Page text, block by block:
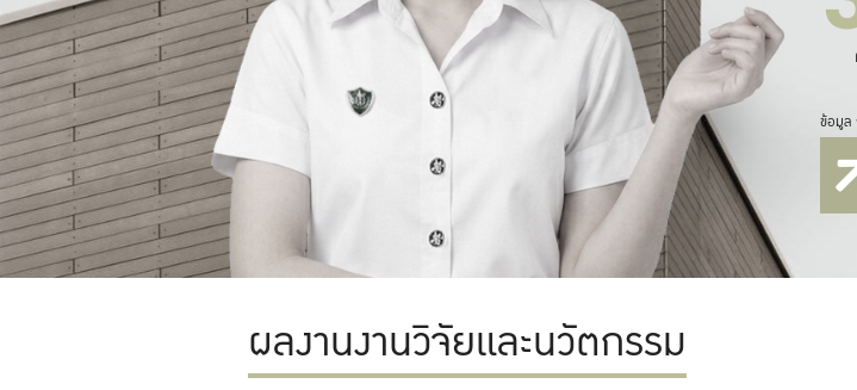
ข้อมูล
ผลงานงานวิจัยและนวัตกรรม